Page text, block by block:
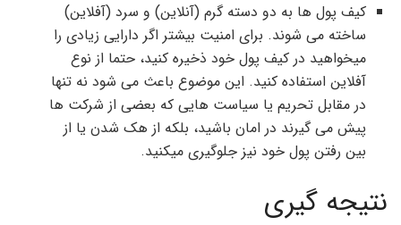
کیف پول ها به دو دسته گرم (آنلاین) و سرد (آفلاین)
ساخته می شوند. برای امنیت بیشتر اگر دارایی زیادی را
میخواهید در کیف پول خود ذخیره کنید، حتما از نوع
آفلاین استفاده کنید. این موضوع باعث می شود نه تنها
در مقابل تحریم یا سیاست هایی که بعضی از شرکت ها
پیش می گیرند در امان باشید، بلکه از هک شدن یا از
بین رفتن پول خود نیز جلوگیری میکنید.
نتیجه گیری